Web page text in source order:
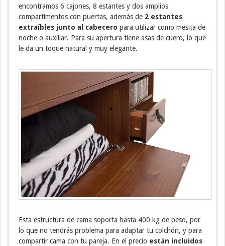
encontramos 6 cajones, 8 estantes y dos amplios
compartimentos con puertas, además de 2 estantes
extraíbles junto al cabecero para utilizar como mesita de
noche o auxiliar. Para su apertura tiene asas de cuero, lo que
le da un toque natural y muy elegante.
Esta estructura de cama soporta hasta 400 kg de peso, por
lo que no tendrás problema para adaptar tu colchón, y para
compartir cama con tu pareja. En el precio están incluidos